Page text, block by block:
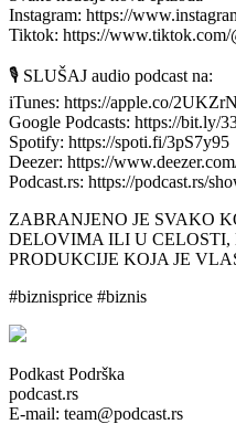
Instagram: https://
Tiktok: https://www.tiktok.com/
🎙️ SLUŠAJ audio podcast na:
iTunes: https://apple.co/
Google Podcasts: https://bit.ly/
Spotify: https://spoti.fi/3pS7y95
Deezer: https://
Podcast.rs: https://podcast.rs/
ZABRANJENO JE SVAKO
DELOVIMA ILI U CELOSTI,
PRODUKCIJE KOJA JE
#biznisprice #biznis
Podkast Podrška
podcast.rs
E-mail: team@podcast.rs